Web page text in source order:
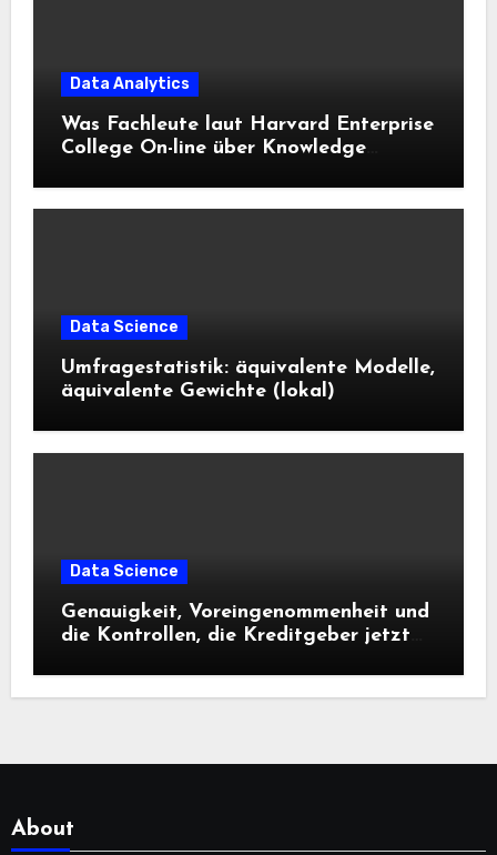
Data Analytics
Was Fachleute laut Harvard Enterprise
College On-line über Knowledge
Data Science
Umfragestatistik: äquivalente Modelle,
äquivalente Gewichte (lokal)
Data Science
Genauigkeit, Voreingenommenheit und
die Kontrollen, die Kreditgeber jetzt
About